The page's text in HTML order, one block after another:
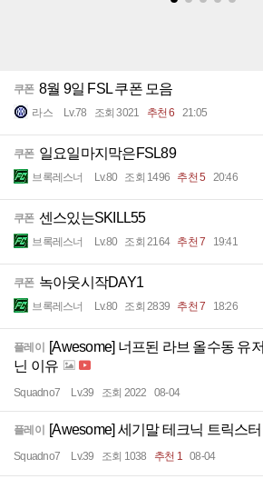
쿠폰 8월 9일 FSL 쿠폰 모음
라스 Lv.78 조회 3021 추천 6 21:05
쿠폰 일요일마지막은FSL89
브록레스너 Lv.80 조회 1496 추천 5 20:46
쿠폰 센스있는SKILL55
브록레스너 Lv.80 조회 2164 추천 7 19:41
쿠폰 녹아웃시작DAY1
브록레스너 Lv.80 조회 2839 추천 7 18:26
플레이
[Awesome] 너프된 라브 올수동 유
닌 이유
Squadno7 Lv.39 조회 2022 08-04
플레이 [Awesome] 세기말 테크닉 트릭스
Squadno7 Lv.39 조회 1038 추천 1 08-04